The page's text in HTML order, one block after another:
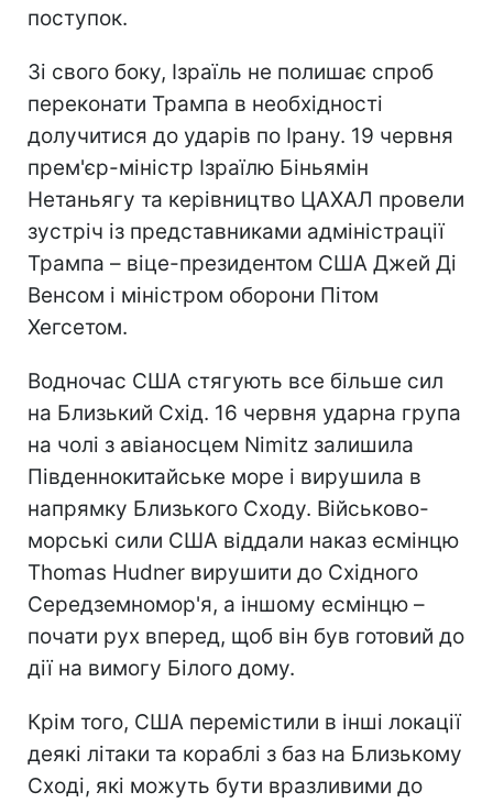
поступок.
Зі свого боку, Ізраїль не полишає спроб
переконати Трампа в необхідності
долучитися до ударів по Ірану. 19 червня
прем'єр-міністр Ізраїлю Біньямін
Нетаньягу та керівництво ЦАХАЛ провели
зустріч із представниками адміністрації
Трампа – віце-президентом США Джей Ді
Венсом і міністром оборони Пітом
Хегсетом.
Водночас США стягують все більше сил
на Близький Схід. 16 червня ударна група
на чолі з авіаносцем Nimitz залишила
Південнокитайське море і вирушила в
напрямку Близького Сходу. Військово-
морські сили США віддали наказ есмінцю
Thomas Hudner вирушити до Східного
Середземномор'я, а іншому есмінцю –
почати рух вперед, щоб він був готовий до
дії на вимогу Білого дому.
Крім того, США перемістили в інші локації
деякі літаки та кораблі з баз на Близькому
Сході, які можуть бути вразливими до